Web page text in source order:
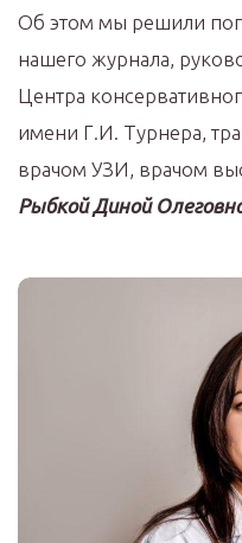
Об этом мы решили
нашего журнала,
Центра
имени Г.И. Турнера,
врачом УЗИ, врачом
Рыбкой Диной